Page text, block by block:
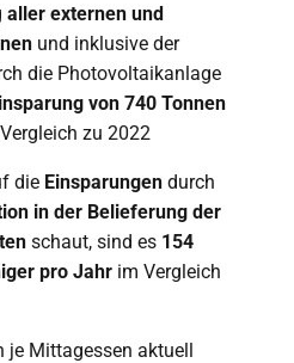
aller externen und
und inklusive der
die Photovoltaikanlage
von 740 Tonnen
zu 2022
die Einsparungen durch
in der Belieferung der
schaut, sind es 154
pro Jahr im Vergleich
je Mittagessen aktuell